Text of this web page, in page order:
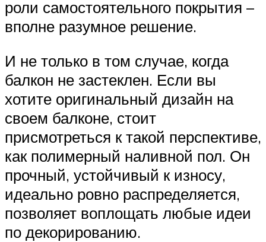
роли самостоятельного покрытия –
вполне разумное решение.
И не только в том случае, когда
балкон не застеклен. Если вы
хотите оригинальный дизайн на
своем балконе, стоит
присмотреться к такой перспективе,
как полимерный наливной пол. Он
прочный, устойчивый к износу,
идеально ровно распределяется,
позволяет воплощать любые идеи
по декорированию.